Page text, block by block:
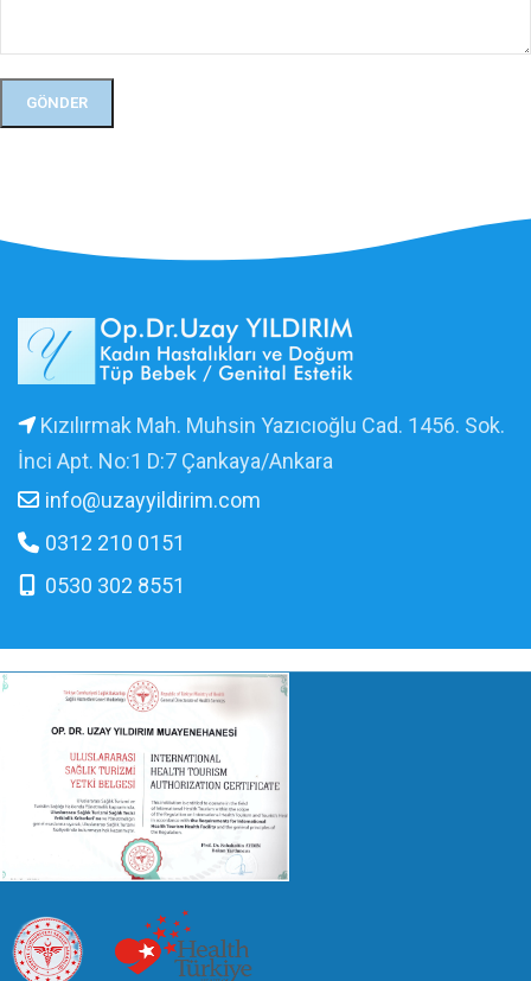
Kızılırmak Mah. Muhsin Yazıcıoğlu Cad. 1456. Sok.
İnci Apt. No:1 D:7 Çankaya/Ankara
info@uzayyildirim.com
0312 210 0151
0530 302 8551